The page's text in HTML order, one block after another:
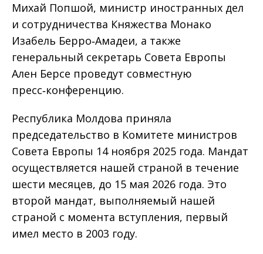
Михай Попшой, министр иностранных дел
и сотрудничества Княжества Монако
Изабель Берро‑Амадеи, а также
генеральный секретарь Совета Европы
Ален Берсе проведут совместную
пресс‑конференцию.
Республика Молдова приняла
председательство в Комитете министров
Совета Европы 14 ноября 2025 года. Мандат
осуществляется нашей страной в течение
шести месяцев, до 15 мая 2026 года. Это
второй мандат, выполняемый нашей
страной с момента вступления, первый
имел место в 2003 году.